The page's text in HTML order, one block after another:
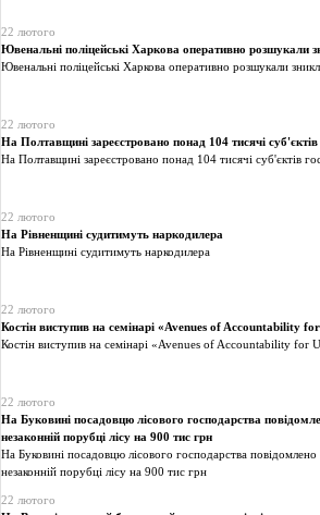
22 лютого
Ювенальні поліцейські Харкова оперативно розшукали
Ювенальні поліцейські Харкова оперативно розшукали
22 лютого
На Полтавщині зареєстровано понад 104 тисячі
На Полтавщині зареєстровано понад 104 тисячі суб'єктів
22 лютого
На Рівненщині судитимуть наркодилера
На Рівненщині судитимуть наркодилера
22 лютого
Костін виступив на семінарі «Avenues of Accountability
Костін виступив на семінарі «Avenues of Accountability for
22 лютого
На Буковині посадовцю лісового господарства
незаконній порубці лісу на 900 тис грн
На Буковині посадовцю лісового господарства
незаконній порубці лісу на 900 тис грн
22 лютого